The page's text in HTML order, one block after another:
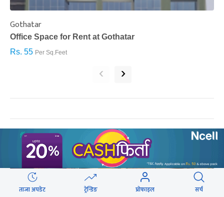
Gothatar
Office Space for Rent at Gothatar
Rs. 55 Per Sq.Feet
‹ ›
सम्बन्धित खबर
ताजा अपडेट ट्रेन्डिङ प्रोफाइल सर्च